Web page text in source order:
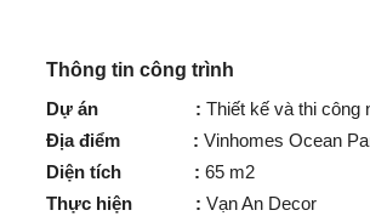
Thông tin công trình
Dự án : Thiết kế và thi công
Địa điểm : Vinhomes Ocean
Diện tích : 65 m2
Thực hiện : Vạn An Decor